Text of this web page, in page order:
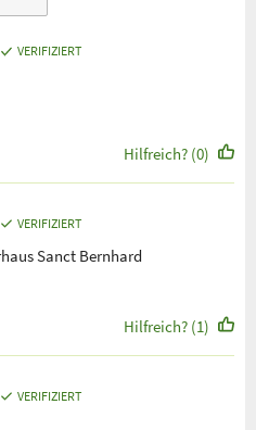
VERIFIZIERT
Hilfreich? (0)
VERIFIZIERT
Sanct Bernhard
Hilfreich? (1)
VERIFIZIERT